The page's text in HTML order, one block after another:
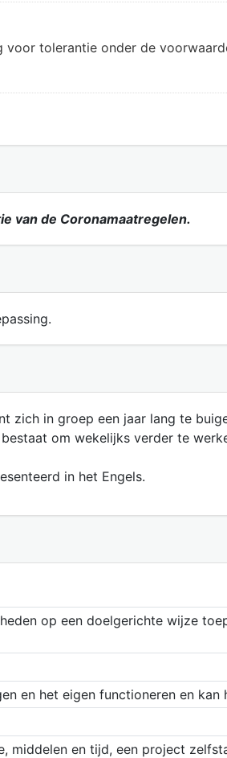
tolerantie onder de
van de Coronamaatregelen.
zich in groep een jaar lang te
om wekelijks verder te
in het Engels.
op een doelgerichte wijze
en het eigen functioneren en kan
middelen en tijd, een project